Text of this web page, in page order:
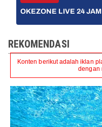
OKEZONE LIVE 24 JAM